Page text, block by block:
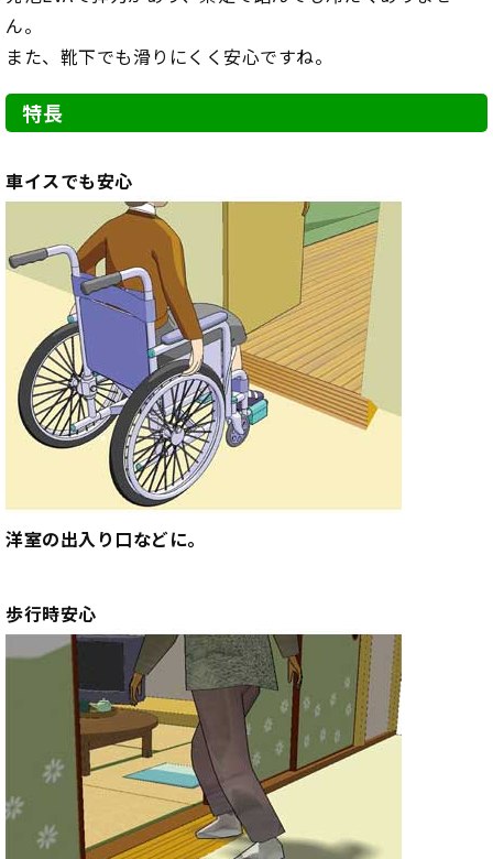
ん。
また、靴下でも滑りにくく安心ですね。
特長
車イスでも安心
洋室の出入り口などに。
歩行時安心